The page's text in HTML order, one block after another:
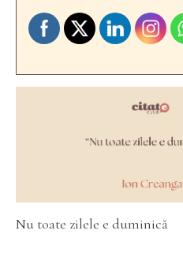
Nu toate zilele e duminică